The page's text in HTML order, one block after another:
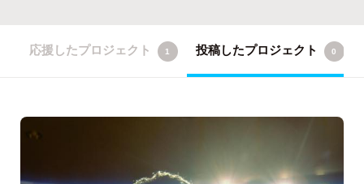
応援したプロジェクト 1 投稿したプロジェクト 0